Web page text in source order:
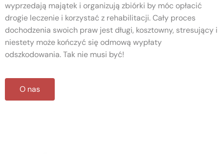
wyprzedają majątek i organizują zbiórki by móc opłacić
drogie leczenie i korzystać z rehabilitacji. Cały proces
dochodzenia swoich praw jest długi, kosztowny, stresujący i
niestety może kończyć się odmową wypłaty
odszkodowania. Tak nie musi być!
O nas